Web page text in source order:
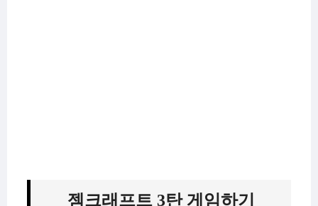
젬크래프트 3탄 게임하기